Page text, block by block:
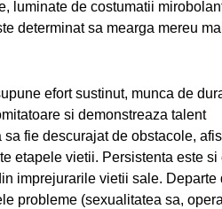
luminate de costumatii
determinat sa mearga mereu
efort sustinut, munca de
si demonstreaza talent
fie descurajat de obstacole,
etapele vietii. Persistenta este si
imprejurarile vietii sale. Departe
probleme (sexualitatea sa,